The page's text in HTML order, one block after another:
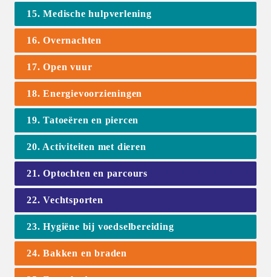
15. Medische hulpverlening
16. Overnachten
17. Open vuur
18. Energievoorzieningen
19. Tatoeëren en piercen
20. Activiteiten met dieren
21. Optochten en parcours
22. Vechtsporten
23. Hygiëne bij voedselbereiding
24. Bakken en braden